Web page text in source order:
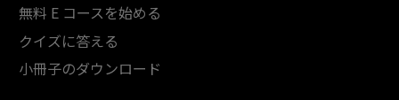
無料 E コースを始める
クイズに答える
小冊子のダウンロード